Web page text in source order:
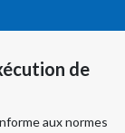
de
aux normes